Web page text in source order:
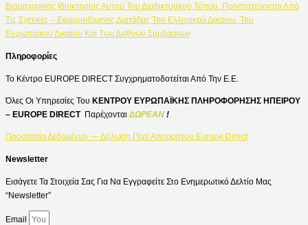
Βιομηχανικής Ιδιοκτησίας Αυτού Του Διαδικτυακού Τόπου, Προστατεύονται Από
Τις Σχετικές – Εφαρμοζόμενες Διατάξεις Του Ελληνικού Δικαίου, Του
Ευρωπαϊκού Δικαίου Και Των Διεθνών Συμβάσεων
Πληροφορίες
Το Κέντρο EUROPE DIRECT Συγχρηματοδοτείται Από Την Ε.Ε.
Όλες Οι Υπηρεσίες Του ΚΕΝΤΡΟΥ ΕΥΡΩΠΑΪΚΗΣ ΠΛΗΡΟΦΟΡΗΣΗΣ ΗΠΕΙΡΟΥ
– EUROPE DIRECT Παρέχονται ΔΩΡΕΑΝ !
Προστασία Δεδομένων — Δήλωση Περί Απορρήτου Europe Direct
Newsletter
Εισάγετε Τα Στοιχεία Σας Για Να Εγγραφείτε Στο Ενημερωτικό Δελτίο Μας
“Newsletter”
Email